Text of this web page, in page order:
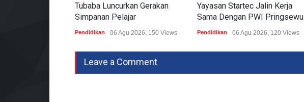
Tubaba Luncurkan Gerakan
Simpanan Pelajar
Pendidikan 06 Agu 2026, 150 Views
Yayasan Startec Jalin Kerja
Sama Dengan PWI Pringsewu
Pendidikan 06 Agu 2026, 120 Views
Leave a Comment